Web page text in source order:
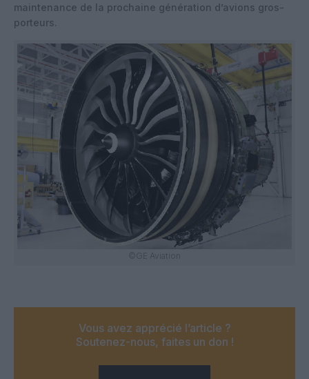
maintenance de la prochaine génération d’avions gros-
porteurs.
©GE Aviation
Vous avez apprécié l’article ?
Soutenez-nous, faites un don !